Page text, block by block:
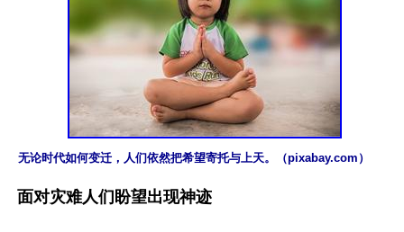
无论时代如何变迁，人们依然把希望寄托与上天。（pixabay.com）
面对灾难人们盼望出现神迹